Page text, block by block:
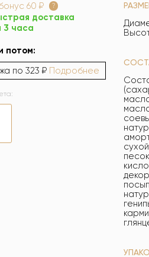
60 ₽ ?
доставка
3 часа
потом:
по 323 ₽ Подробнее